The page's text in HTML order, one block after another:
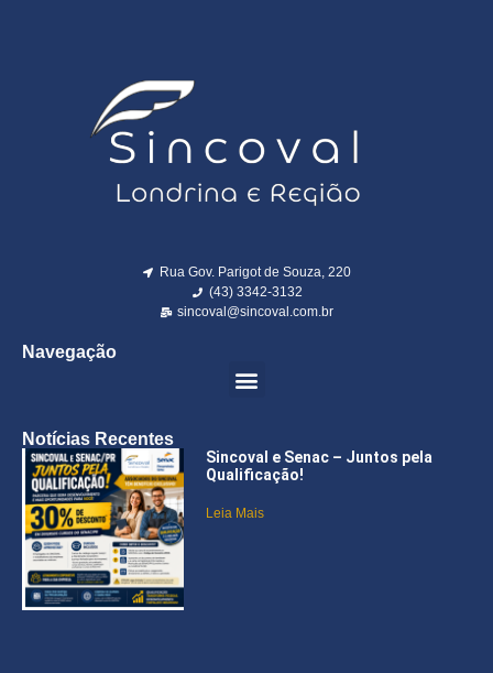
Rua Gov. Parigot de Souza, 220
(43) 3342-3132
sincoval@sincoval.com.br
Navegação
Notícias Recentes
Sincoval e Senac – Juntos pela
Qualificação!
Leia Mais